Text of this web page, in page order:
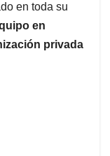
en toda su
en
privada